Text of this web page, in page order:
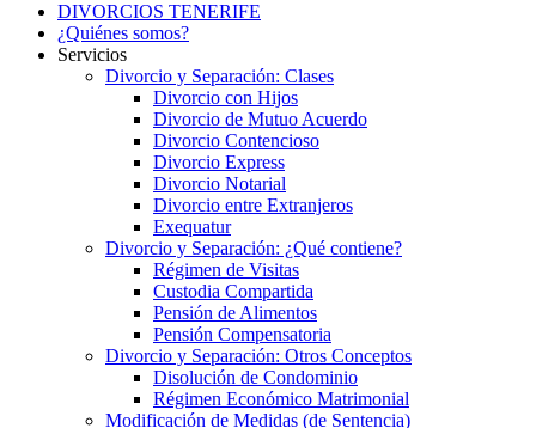
DIVORCIOS TENERIFE
¿Quiénes somos?
Servicios
Divorcio y Separación: Clases
Divorcio con Hijos
Divorcio de Mutuo Acuerdo
Divorcio Contencioso
Divorcio Express
Divorcio Notarial
Divorcio entre Extranjeros
Exequatur
Divorcio y Separación: ¿Qué contiene?
Régimen de Visitas
Custodia Compartida
Pensión de Alimentos
Pensión Compensatoria
Divorcio y Separación: Otros Conceptos
Disolución de Condominio
Régimen Económico Matrimonial
Modificación de Medidas (de Sentencia)